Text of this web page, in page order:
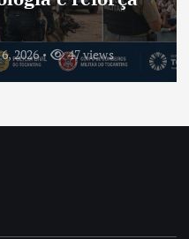
2026 45 views